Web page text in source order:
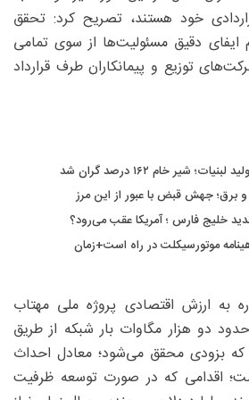
خود هستند، تصریح کرد: تحقق
ایفای دقیق مسئولیت‌ها از سوی تمامی
توزیع و پیمانکاران طرف قرارداد
شیر خام ۱۶۲ درصد گران شد
برق؛ جهش قبض با عبور از این مرز
خلیج فارس ؛ آمریکا عقب می‌رود؟
موتورسیکلت در راه است+زمان
به ارزش اقتصادی پروژه ملی مهتاب
دو هزار مگاوات بار شبکه از طریق
بزودی محقق می‌شود؛ معادل احداث
اقدامی که در صورت توسعه ظرفیت